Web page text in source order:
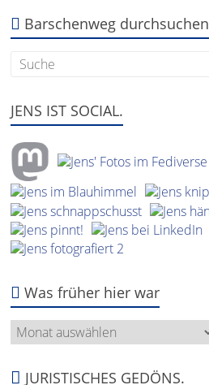
um:Barschenweg durchsuchen
JENS IST SOCIAL.
Was früher hier war
Was
früher
warJURISTISCHES GEDÖNS.